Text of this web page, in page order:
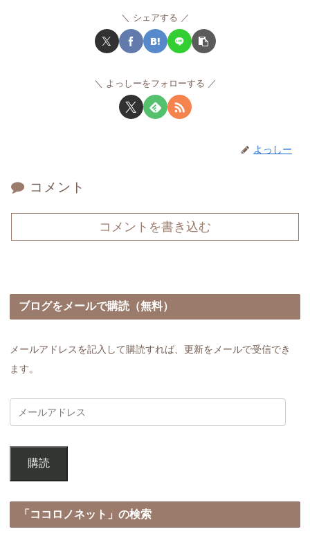
シェアする
よっしーをフォローする
よっしー
コメント
コメントを書き込む
ブログをメールで購読（無料）
メールアドレスを記入して購読すれば、更新をメールで受信でき
ます。
購読
「ココロノネット」の検索